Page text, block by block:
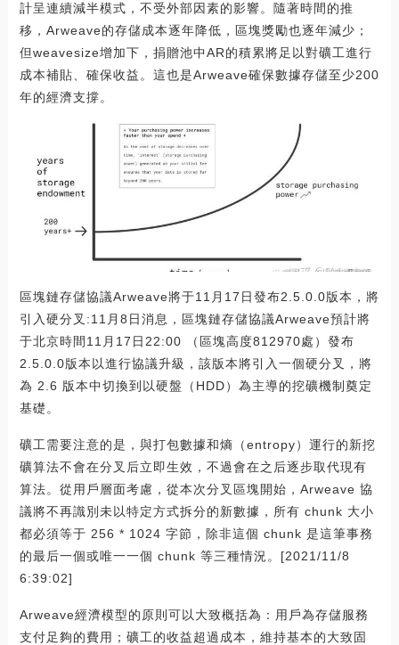
計呈連續減半模式，不受外部因素的影響。隨著時間的推
移，Arweave的存儲成本逐年降低，區塊獎勵也逐年減少；
但weavesize增加下，捐贈池中AR的積累將足以對礦工進行
成本補貼、確保收益。這也是Arweave確保數據存儲至少200
年的經濟支撐。
區塊鏈存儲協議Arweave將于11月17日發布2.5.0.0版本，將
引入硬分叉:11月8日消息，區塊鏈存儲協議Arweave預計將
于北京時間11月17日22:00 （區塊高度812970處）發布
2.5.0.0版本以進行協議升級，該版本將引入一個硬分叉，將
為 2.6 版本中切換到以硬盤（HDD）為主導的挖礦機制奠定
基礎。
礦工需要注意的是，與打包數據和熵（entropy）運行的新挖
礦算法不會在分叉后立即生效，不過會在之后逐步取代現有
算法。從用戶層面考慮，從本次分叉區塊開始，Arweave 協
議將不再識別未以特定方式拆分的新數據，所有 chunk 大小
都必須等于 256 * 1024 字節，除非這個 chunk 是這筆事務
的最后一個或唯一一個 chunk 等三種情況。[2021/11/8
6:39:02]
Arweave經濟模型的原則可以大致概括為：用戶為存儲服務
支付足夠的費用；礦工的收益超過成本，維持基本的大致固